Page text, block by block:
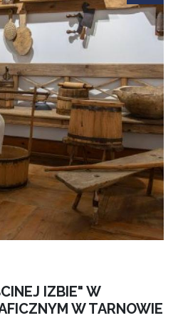
IZBIE" W
W TARNOWIE